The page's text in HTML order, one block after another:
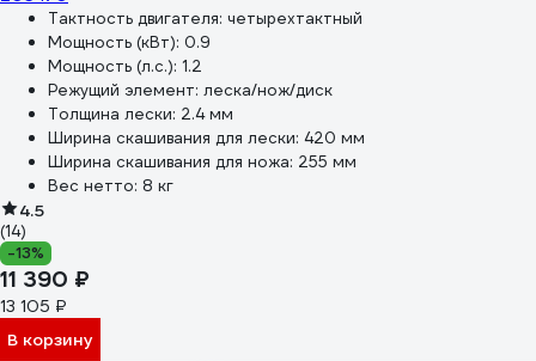
Тактность двигателя: четырехтактный
Мощность (кВт): 0.9
Мощность (л.с.): 1.2
Режущий элемент: леска/нож/диск
Толщина лески: 2.4 мм
Ширина скашивания для лески: 420 мм
Ширина скашивания для ножа: 255 мм
Вес нетто: 8 кг
4.5
(14)
-13%
11 390 ₽
13 105 ₽
В корзину